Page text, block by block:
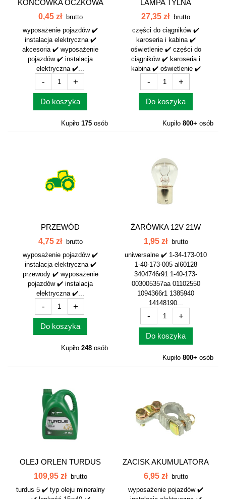
KOŃCÓWKA OCZKOWA
M10-2,5 042335
0,45 zł brutto
wyposażenie pojazdów ✔️
instalacja elektryczna ✔️
akcesoria ✔️ wyposażenie
pojazdów ✔️ instalacja
elektryczna ✔️...
- +
Do koszyka
Kupiło 175 osób
LAMPA TYLNA
ZESPOLONA LED...
27,35 zł brutto
części do ciągników ✔️
karoseria i kabina ✔️
oświetlenie ✔️ części do
ciągników ✔️ karoseria i
kabina ✔️ oświetlenie ✔️
- +
Do koszyka
Kupiło 800+ osób
PRZEWÓD
ELEKTRYCZNY 2-
4,75 zł
brutto
wyposażenie pojazdów ✔️
instalacja elektryczna ✔️
przewody ✔️ wyposażenie
pojazdów ✔️ instalacja
elektryczna ✔️...
- +
Do koszyka
Kupiło 248 osób
ŻARÓWKA 12V 21W
12V21W...
1,95 zł
brutto
uniwersalne ✔️ 1-34-173-010
1-40-173-005 al60128
3404746r91 1-40-173-
003005357aa 01102550
1094366r1 1385940
14148190...
- +
Do koszyka
Kupiło 800+ osób
OLEJ ORLEN TURDUS
SHPD 5L 15W-40
109,95 zł brutto
turdus 5 ✔️ typ oleju mineralny
ZACISK AKUMULATORA
OŁÓW PLUS...
6,95 zł brutto
wyposażenie pojazdów ✔️